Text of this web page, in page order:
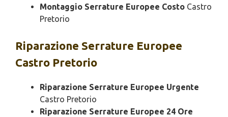
Montaggio Serrature Europee Costo Castro
Pretorio
Riparazione Serrature Europee
Castro Pretorio
Riparazione Serrature Europee Urgente
Castro Pretorio
Riparazione Serrature Europee 24 Ore